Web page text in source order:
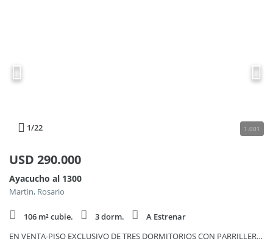
1/22 1.001
USD 290.000
Ayacucho al 1300
Martin, Rosario
106 m² cubie. 3 dorm.
A Estrenar
EN VENTA-PISO EXCLUSIVO DE TRES DORMITORIOS CON PARRILLERO EN EL BALCÓN ATERRAZADO-BARRIO MARTIN